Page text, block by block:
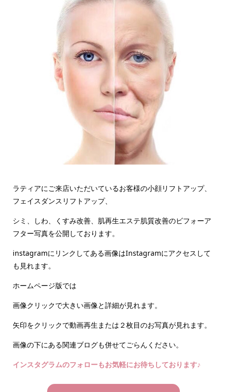
ラティアにご来店いただいているお客様の小顔リフトアップ、
フェイスダンスリフトアップ、
シミ、しわ、くすみ改善、肌再生エステ肌質改善のビフォーア
フター写真を公開しております。
instagramにリンクしてある画像はInstagramにアクセスして
も見れます。
ホームページ版では
画像クリックで大きい画像と詳細が見れます。
矢印をクリックで動画再生または２枚目のお写真が見れます。
画像の下にある関連ブログも併せてごらんください。
インスタグラムのフォローもお気軽にお待ちしております♪